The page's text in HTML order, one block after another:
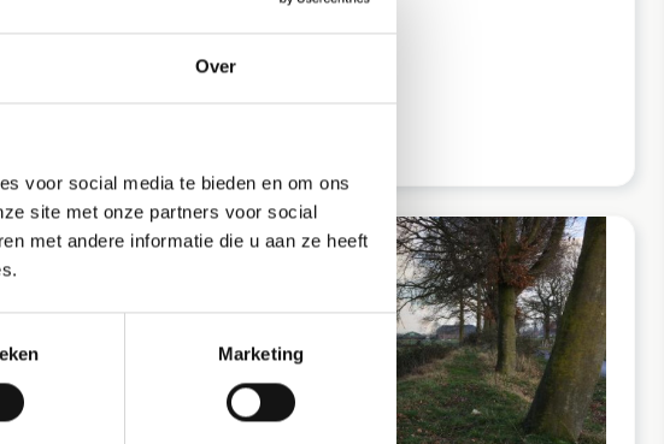
Over
voor social media te bieden en om ons
site met onze partners voor social
met andere informatie die u aan ze heeft
Marketing